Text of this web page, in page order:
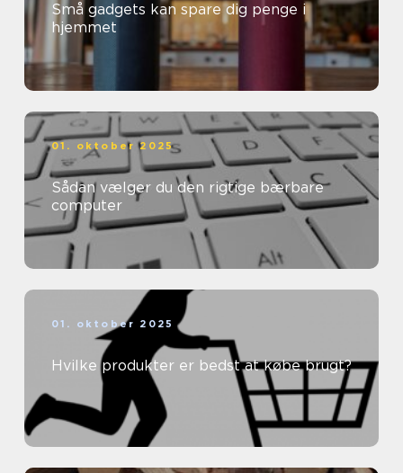
Små gadgets kan spare dig penge i
hjemmet
01. oktober 2025
Sådan vælger du den rigtige bærbare
computer
01. oktober 2025
Hvilke produkter er bedst at købe brugt?